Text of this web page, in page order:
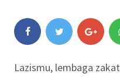
Lazismu, lembaga